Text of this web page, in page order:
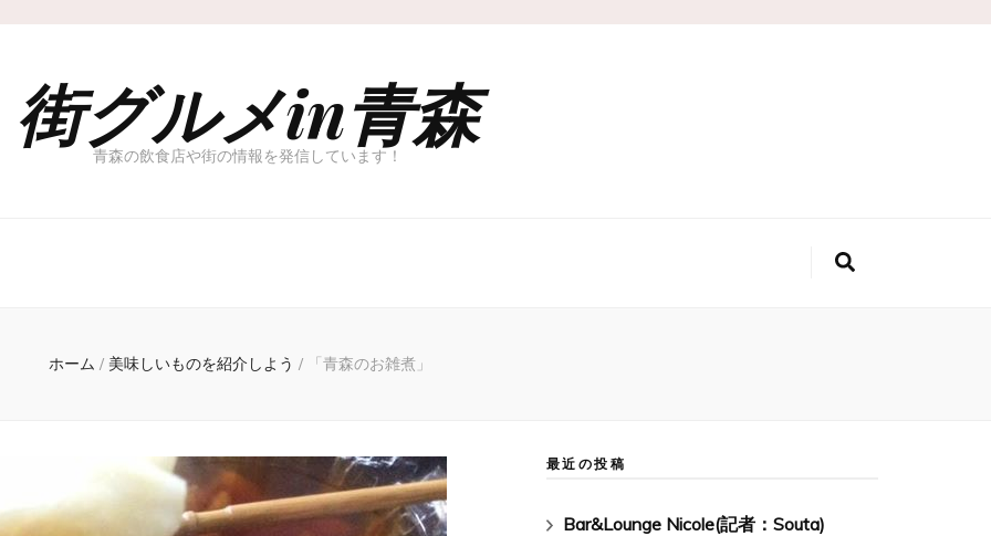
街グルメin青森
青森の飲食店や街の情報を発信しています！
ホーム / 美味しいものを紹介しよう / 「青森のお雑煮」
最近の投稿
Bar&Lounge Nicole(記者：Souta)